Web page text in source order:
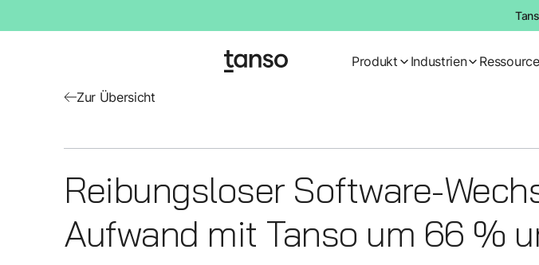
Produkt Industrien
Zur Übersicht
Reibungsloser Software-
Aufwand mit Tanso um 66 %